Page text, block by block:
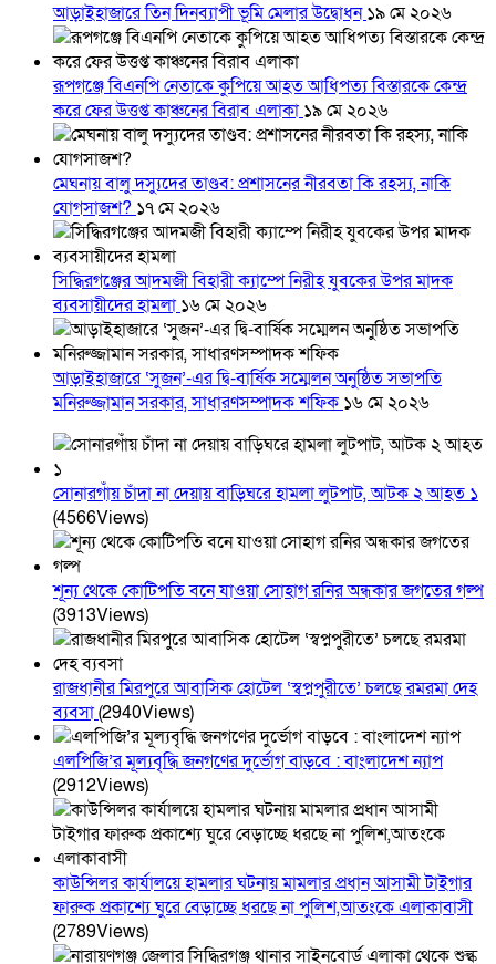
আড়াইহাজারে তিন দিনব্যাপী ভূমি মেলার উদ্বোধন১৯ মে ২০২৬
রূপগঞ্জে বিএনপি নেতাকে কুপিয়ে আহত আধিপত্য বিস্তারকে কেন্দ্র
করে ফের উত্তপ্ত কাঞ্চনের বিরাব এলাকা ১৯ মে ২০২৬
মেঘনায় বালু দস্যুদের তাণ্ডব: প্রশাসনের নীরবতা কি রহস্য, নাকি
যোগসাজশ? ১৭ মে ২০২৬
সিদ্ধিরগঞ্জের আদমজী বিহারী ক্যাম্পে নিরীহ যুবকের উপর মাদক
ব্যবসায়ীদের হামলা ১৬ মে ২০২৬
আড়াইহাজারে ‘সুজন’-এর দ্বি-বার্ষিক সম্মেলন অনুষ্ঠিত সভাপতি
মনিরুজ্জামান সরকার, সাধারণসম্পাদক শফিক ১৬ মে ২০২৬
সোনারগাঁয় চাঁদা না দেয়ায় বাড়িঘরে হামলা লুটপাট, আটক ২ আহত ১
(4566Views)
শূন্য থেকে কোটিপতি বনে যাওয়া সোহাগ রনির অন্ধকার জগতের গল্প
(3913Views)
রাজধানীর মিরপুরে আবাসিক হোটেল ‘স্বপ্নপুরীতে’ চলছে রমরমা দেহ
ব্যবসা(2940Views)
এলপিজি’র মূল্যবৃদ্ধি জনগণের দুর্ভোগ বাড়বে : বাংলাদেশ ন্যাপ
(2912Views)
কাউন্সিলর কার্যালয়ে হামলার ঘটনায় মামলার প্রধান আসামী টাইগার
ফারুক প্রকাশ্যে ঘুরে বেড়াচ্ছে ধরছে না পুলিশ,আতংকে এলাকাবাসী
(2789Views)